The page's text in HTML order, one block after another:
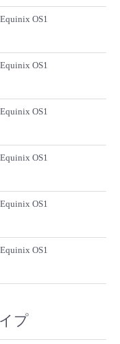
Equinix OS1
Equinix OS1
Equinix OS1
Equinix OS1
Equinix OS1
Equinix OS1
プ